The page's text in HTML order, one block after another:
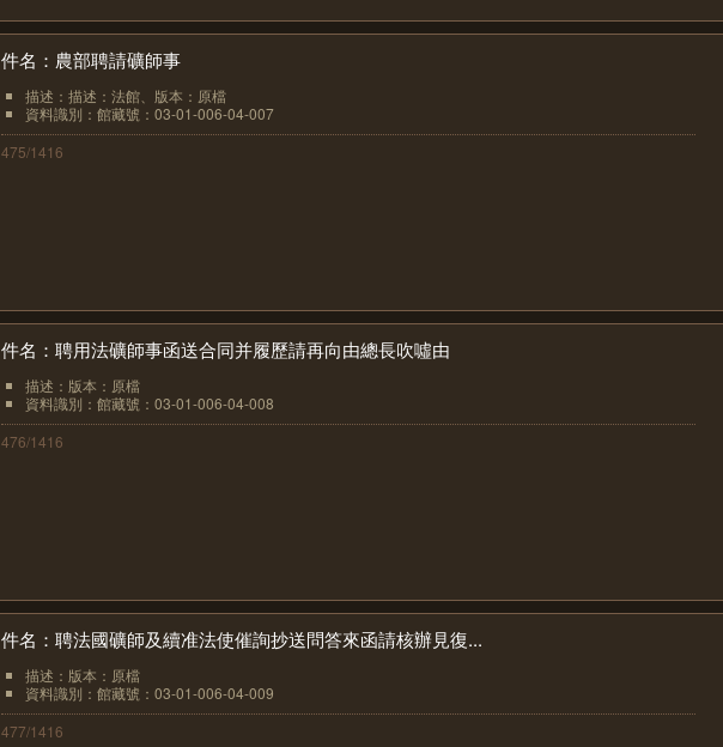
件名：農部聘請礦師事
描述：描述：法館、版本：原檔
資料識別：館藏號：03-01-006-04-007
475/1416
件名：聘用法礦師事函送合同并履歷請再向由總長吹噓由
描述：版本：原檔
資料識別：館藏號：03-01-006-04-008
476/1416
件名：聘法國礦師及續准法使催詢抄送問答來函請核辦見復...
描述：版本：原檔
資料識別：館藏號：03-01-006-04-009
477/1416